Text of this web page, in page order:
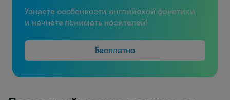
Узнаете особенности английской фонетики
и начнёте понимать носителей!
Бесплатно